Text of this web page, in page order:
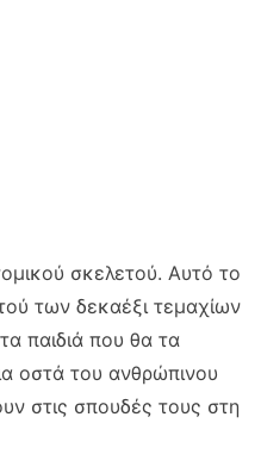
σκελετού. Αυτό το
των δεκαέξι τεμαχίων
παιδιά που θα τα
οστά του ανθρώπινου
στις σπουδές τους στη